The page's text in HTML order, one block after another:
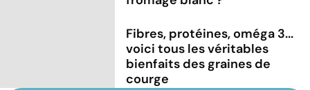
Fibres, protéines, oméga 3...
voici tous les véritables
bienfaits des graines de
courge